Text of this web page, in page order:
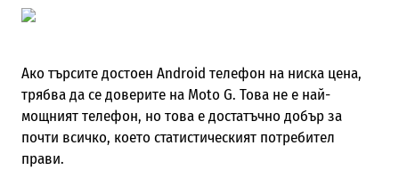
Ако търсите достоен Android телефон на ниска цена,
трябва да се доверите на Moto G. Това не е най-
мощният телефон, но товаeдостатъчно добър за
почти всичко, което статистическият потребител
прави.